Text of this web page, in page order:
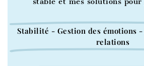
Stabilité - Gestion des émotions
relations